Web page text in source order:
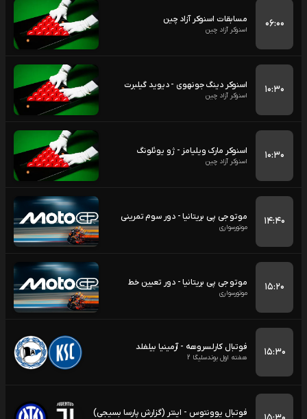
۰۶:۰۰ مسابقات اسنوکر آزاد چین
اسنوکر آزاد چین
۱۰:۳۰ اسنوکر دینگ جونهوی - دیوید گیلبرت
اسنوکر آزاد چین
۱۰:۳۰ اسنوکر مارک ویلیامز - ژو یوئلونگ
اسنوکر آزاد چین
۱۴:۴۰ موتو جی پی بریتانیا - دور سوم تمرینی
موتورسواری
۱۵:۲۰ موتو جی پی بریتانیا - دور تعیین خط
موتورسواری
۱۵:۳۰ فوتبال کارلسروهه - آرمینیا بیلفلد
هفته اول بوندسلیگا 2
فوتبال یوونتوس - اینتر (گزارش پارسا بسیجی)